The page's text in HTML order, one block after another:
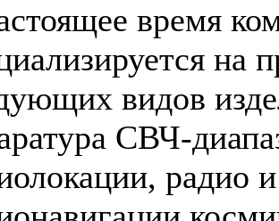
время
на
видов
СВЧ-
радио